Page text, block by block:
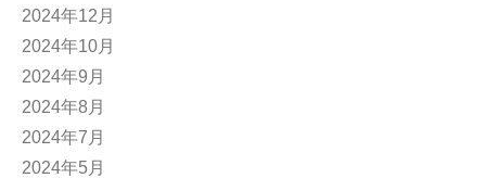
2024年12月
2024年10月
2024年9月
2024年8月
2024年7月
2024年5月